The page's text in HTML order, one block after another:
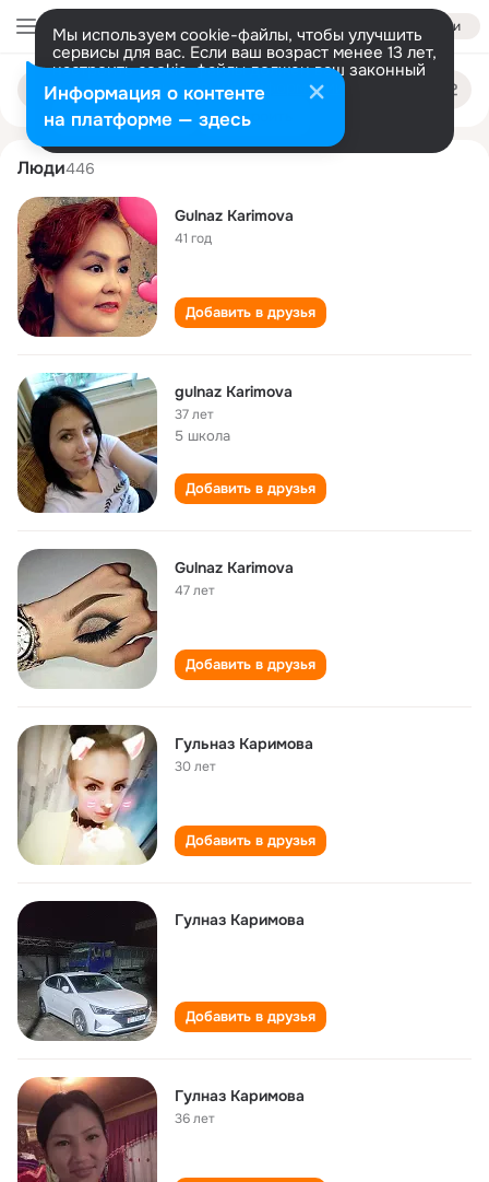
Войти
Мы используем cookie-файлы, чтобы улучшить
сервисы для вас. Если ваш возраст менее 13 лет,
настроить cookie-файлы должен ваш законный
представитель. Больше информации
Разрешить все Настроить
Поиск
людям
gulnaz karimova
Люди446
Gulnaz Karimova
41 год
Добавить в друзья
gulnaz Karimova
37 лет
5 школа
Добавить в друзья
Gulnaz Karimova
47 лет
Добавить в друзья
Гульназ Каримова
30 лет
Добавить в друзья
Гулназ Каримова
Добавить в друзья
Гулназ Каримова
36 лет
Информация о контенте
на платформе — здесь